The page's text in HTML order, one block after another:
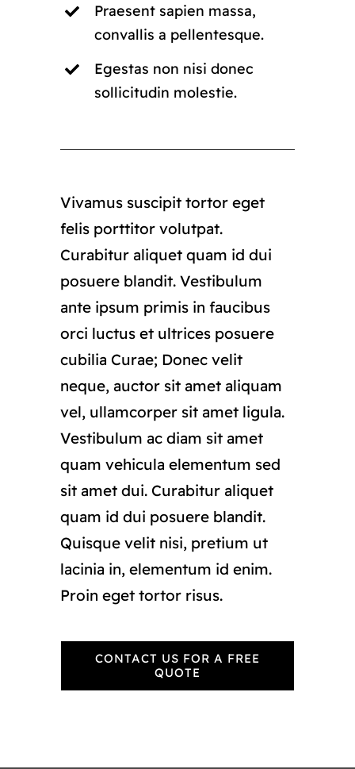
Praesent sapien massa,
convallis a pellentesque.
Egestas non nisi donec
sollicitudin molestie.
Vivamus suscipit tortor eget
felis porttitor volutpat.
Curabitur aliquet quam id dui
posuere blandit. Vestibulum
ante ipsum primis in faucibus
orci luctus et ultrices posuere
cubilia Curae; Donec velit
neque, auctor sit amet aliquam
vel, ullamcorper sit amet ligula.
Vestibulum ac diam sit amet
quam vehicula elementum sed
sit amet dui. Curabitur aliquet
quam id dui posuere blandit.
Quisque velit nisi, pretium ut
lacinia in, elementum id enim.
Proin eget tortor risus.
CONTACT US FOR A FREE
QUOTE